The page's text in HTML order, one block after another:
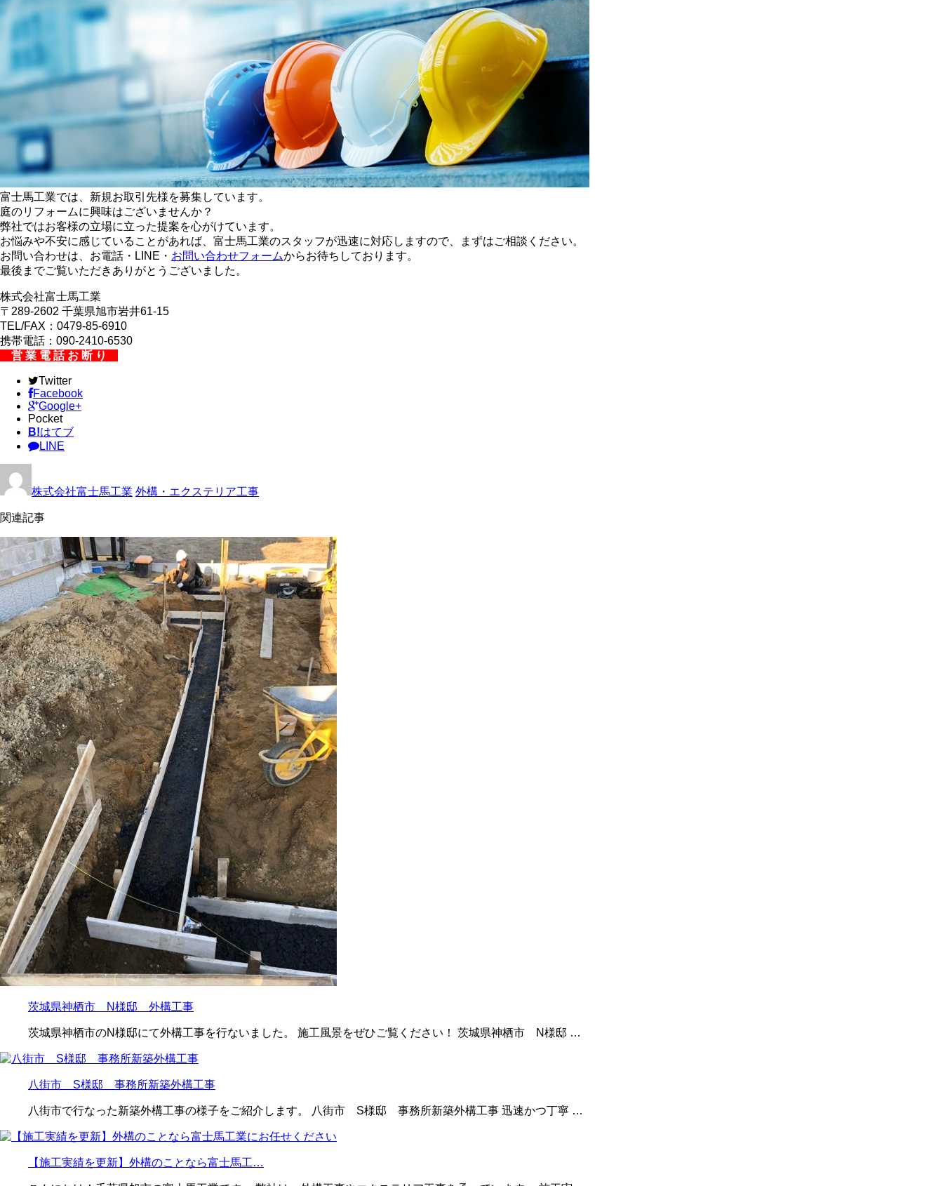
富士馬工業では、新規お取引先様を募集しています。
庭のリフォームに興味はございませんか？
弊社ではお客様の立場に立った提案を心がけています。
お悩みや不安に感じていることがあれば、富士馬工業のスタッフが迅速に対応しますので、まずはご相談ください。
お問い合わせは、お電話・LINE・ お問い合わせフォームからお待ちしております。
最後までご覧いただきありがとうございました。
株式会社富士馬工業
〒289-2602 千葉県旭市岩井61-15
TEL/FAX：0479-85-6910
携帯電話：090-2410-6530
営 業 電 話 お 断 り
Twitter
Facebook
Google+
Pocket
B!はてブ
LINE
株式会社富士馬工業 外構・エクステリア工事
関連記事
茨城県神栖市 N様邸 外構工事
茨城県神栖市のN様邸にて外構工事を行ないました。 施工風景をぜひご覧ください！ 茨城県神栖市 N様邸 …
八街市 S様邸 事務所新築外構工事
八街市で行なった新築外構工事の様子をご紹介します。 八街市 S様邸 事務所新築外構工事 迅速かつ丁寧 …
【施工実績を更新】外構のことなら富士馬工…